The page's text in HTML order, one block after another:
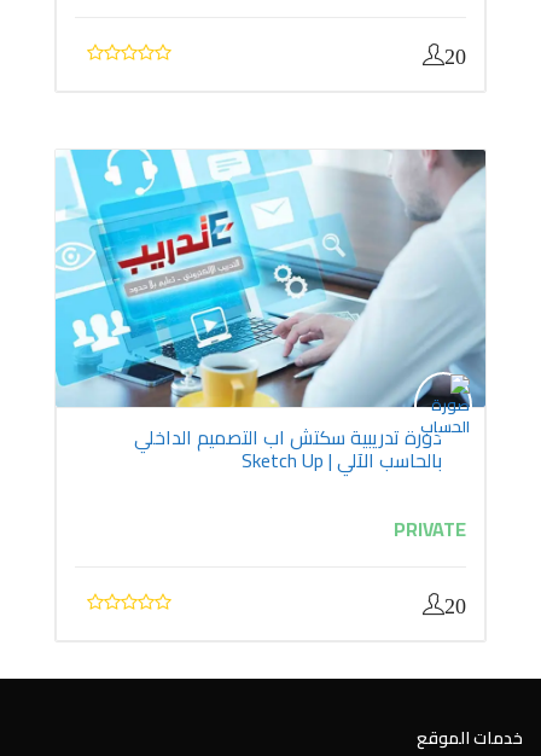
20
دورة تدريبية سكتش اب التصميم الداخلي
بالحاسب الآلي | Sketch Up
PRIVATE
20
خدمات الموقع